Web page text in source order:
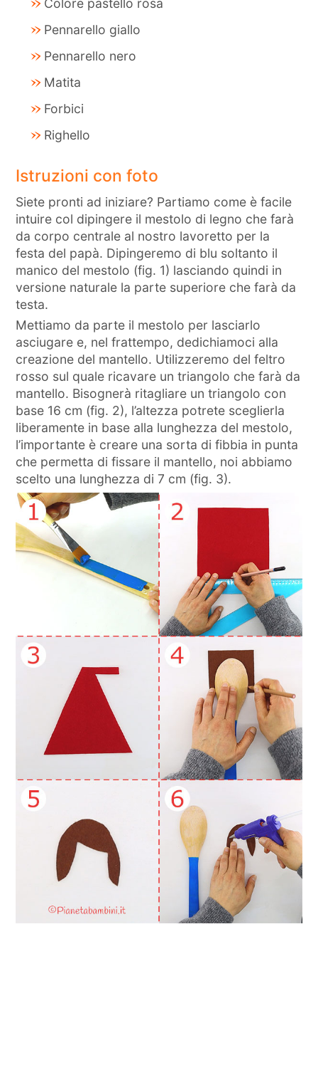
Colore pastello rosa
Pennarello giallo
Pennarello nero
Matita
Forbici
Righello
Istruzioni con foto
Siete pronti ad iniziare? Partiamo come è facile
intuire col dipingere il mestolo di legno che farà
da corpo centrale al nostro lavoretto per la
festa del papà. Dipingeremo di blu soltanto il
manico del mestolo (fig. 1) lasciando quindi in
versione naturale la parte superiore che farà da
testa.
Mettiamo da parte il mestolo per lasciarlo
asciugare e, nel frattempo, dedichiamoci alla
creazione del mantello. Utilizzeremo del feltro
rosso sul quale ricavare un triangolo che farà da
mantello. Bisognerà ritagliare un triangolo con
base 16 cm (fig. 2), l’altezza potrete sceglierla
liberamente in base alla lunghezza del mestolo,
l’importante è creare una sorta di fibbia in punta
che permetta di fissare il mantello, noi abbiamo
scelto una lunghezza di 7 cm (fig. 3).